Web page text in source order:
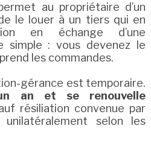
au propriétaire d’un
le louer à un tiers qui en
en échange d’une
simple : vous devenez le
les commandes.
gérance est temporaire.
an et se renouvelle
résiliation convenue par
selon les